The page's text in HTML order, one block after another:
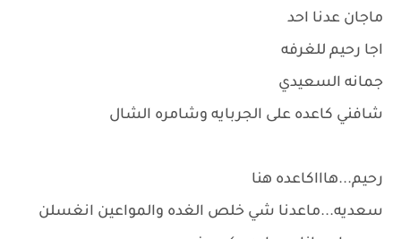
ماجان عدنا احد
اجا رحيم للغرفه
جمانه السعيدي
شافني كاعده على الجربايه وشامره الشال
رحيم...هاااكاعده هنا
سعديه...ماعدنا شي خلص الغده والمواعين انغسلن